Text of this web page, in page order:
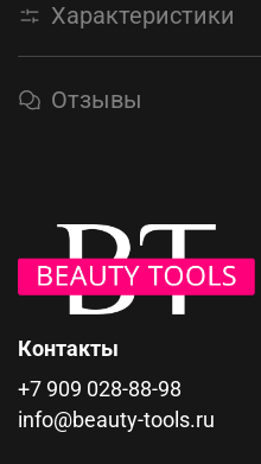
Характеристики
Отзывы
Контакты
+7 909 028-88-98
info@beauty-tools.ru